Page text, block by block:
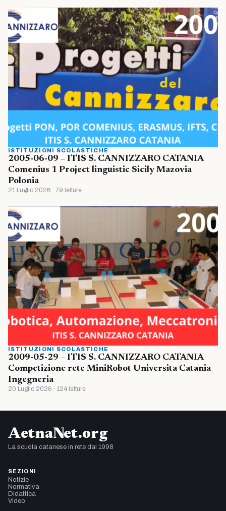
ISTITUZIONI SCOLASTICHE
2005-06-09 – ITIS S. CANNIZZARO CATANIA
Comenius 1 Project linguistic Sicily Mazovia
Polonia
21 Luglio 2026 · 79 letture
ISTITUZIONI SCOLASTICHE
2009-05-29 – ITIS S. CANNIZZARO CATANIA
Competizione rete MiniRobot Universita Catania
Ingegneria
20 Luglio 2026 · 124 letture
AetnaNet.org
La scuola catanese in rete dal 1998
SEZIONI
Notizie
Normativa
Didattica
Video